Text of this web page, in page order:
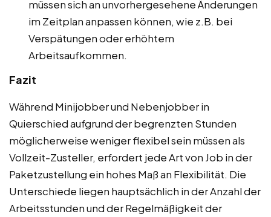
müssen sich an unvorhergesehene Änderungen
im Zeitplan anpassen können, wie z.B. bei
Verspätungen oder erhöhtem
Arbeitsaufkommen.
Fazit
Während Minijobber und Nebenjobber in
Quierschied aufgrund der begrenzten Stunden
möglicherweise weniger flexibel sein müssen als
Vollzeit-Zusteller, erfordert jede Art von Job in der
Paketzustellung ein hohes Maß an Flexibilität. Die
Unterschiede liegen hauptsächlich in der Anzahl der
Arbeitsstunden und der Regelmäßigkeit der